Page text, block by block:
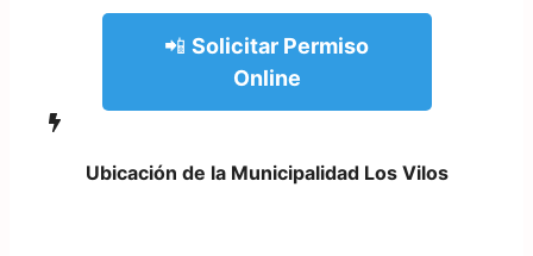
📲 Solicitar Permiso
Online
Ubicación de la Municipalidad Los Vilos